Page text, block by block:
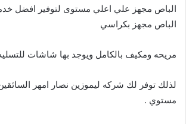
الباص مجهز علي اعلي مستوى لتوفير افضل خدمه
الباص مجهز بكراسي
مريحه ومكيف بالكامل ويوجد بها شاشات للتسليه
لذلك توفر لك شركه ليموزين نصار امهر
مستوي .